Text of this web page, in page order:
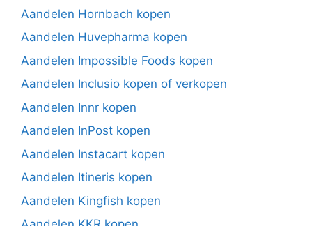
Aandelen Hornbach kopen
Aandelen Huvepharma kopen
Aandelen Impossible Foods kopen
Aandelen Inclusio kopen of verkopen
Aandelen Innr kopen
Aandelen InPost kopen
Aandelen Instacart kopen
Aandelen Itineris kopen
Aandelen Kingfish kopen